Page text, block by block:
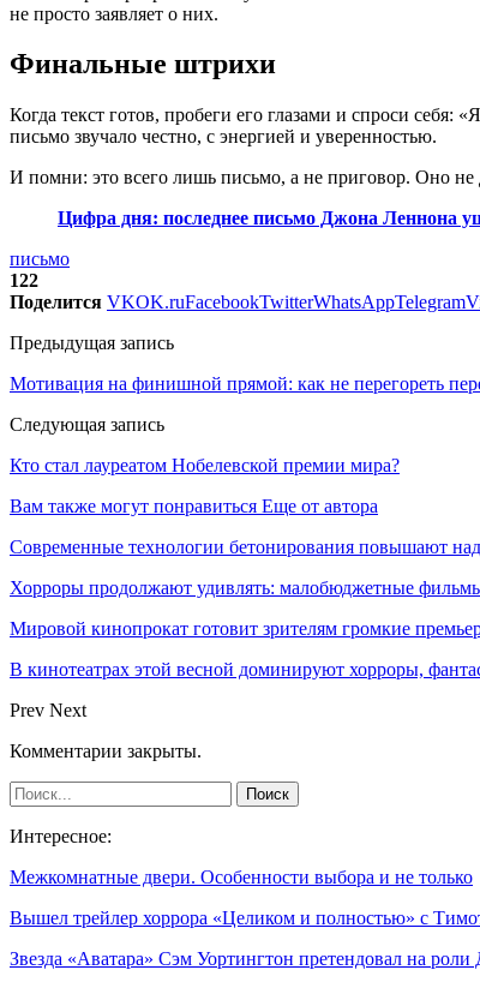
не просто заявляет о них.
Финальные штрихи
Когда текст готов, пробеги его глазами и спроси
письмо звучало честно, с энергией и уверенностью.
И помни: это всего лишь письмо, а не приговор. Оно
Цифра дня: последнее письмо Джона Леннона
письмо
122
Поделится VKOK.ruFacebookTwitterWhatsAppTelegram
Предыдущая запись
Мотивация на финишной прямой: как не перегореть
Следующая запись
Кто стал лауреатом Нобелевской премии мира?
Вам также могут понравиться Еще от автора
Современные технологии бетонирования повышают
Хорроры продолжают удивлять: малобюджетные
Мировой кинопрокат готовит зрителям громкие
В кинотеатрах этой весной доминируют хорроры,
Prev Next
Комментарии закрыты.
Интересное:
Межкомнатные двери. Особенности выбора и не только
Вышел трейлер хоррора «Целиком и полностью» с
Звезда «Аватара» Сэм Уортингтон претендовал на